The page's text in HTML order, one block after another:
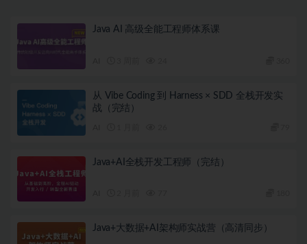
Java AI 高级全能工程师体系课
从 Vibe Coding 到 Harness × SDD 全栈开发实
战（完结）
Java+AI全栈开发工程师（完结）
Java+大数据+AI架构师实战营（高清同步）